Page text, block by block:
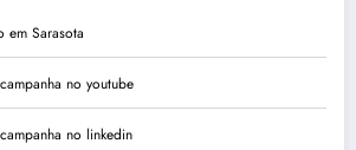
em Sarasota
no youtube
no linkedin